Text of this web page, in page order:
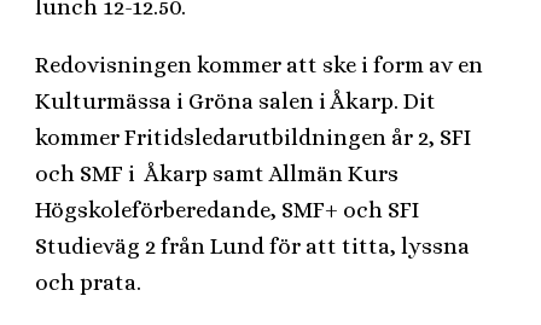
lunch 12-12.50.
Redovisningen kommer att ske i form av en
Kulturmässa i Gröna salen i Åkarp. Dit
kommer Fritidsledarutbildningen år 2, SFI
och SMF i Åkarp samt Allmän Kurs
Högskoleförberedande, SMF+ och SFI
Studieväg 2 från Lund för att titta, lyssna
och prata.